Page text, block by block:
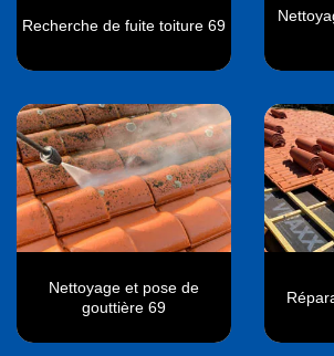
Recherche de fuite toiture 69
Nettoyage et pose de
gouttière 69